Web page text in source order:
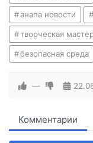
анапа новости
творческая
безопасная среда
—
Комментарии